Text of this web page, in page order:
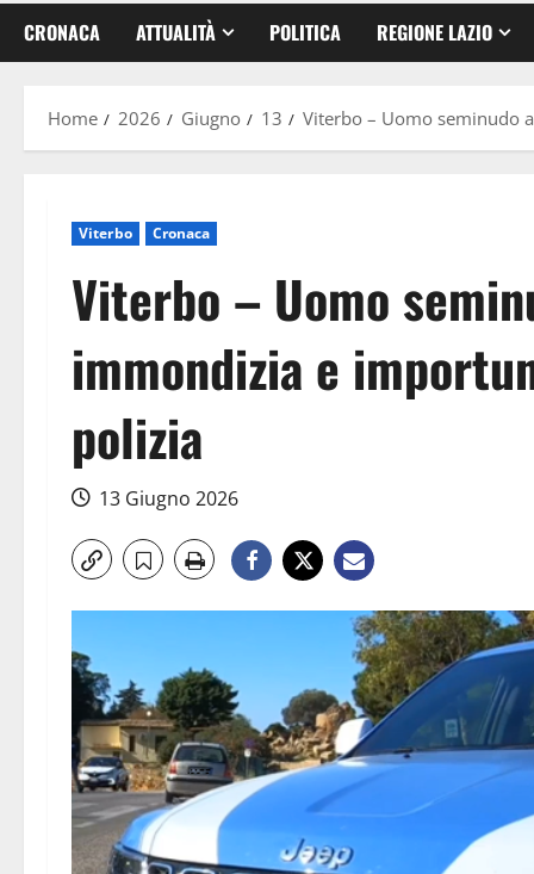
CRONACA ATTUALITÀ POLITICA REGIONE LAZIO
Home 2026 Giugno 13 Viterbo – Uomo seminudo
Viterbo Cronaca
Viterbo – Uomo
immondizia e
polizia
13 Giugno 2026